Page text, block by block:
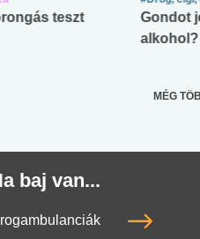
teszt
Gondot
alkohol?
MÉG
baj van...